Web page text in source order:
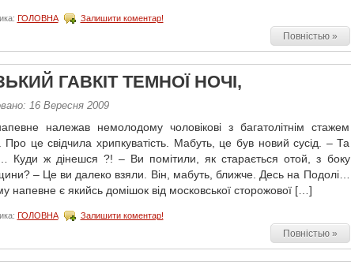
ГОЛОВНА Залишити коментар!
Повністью »
ГАВКІТ ТЕМНОЇ НОЧІ,
16 Вересня 2009
належав немолодому чоловікові з багатолітнім стажем
Про це свідчила хрипкуватість. Мабуть, це був новий сусід. – Та
Куди ж дінешся ?! – Ви помітили, як старається отой, з боку
– Це ви далеко взяли. Він, мабуть, ближче. Десь на Подолі…
напевне є якийсь домішок від московської сторожової […]
ГОЛОВНА Залишити коментар!
Повністью »